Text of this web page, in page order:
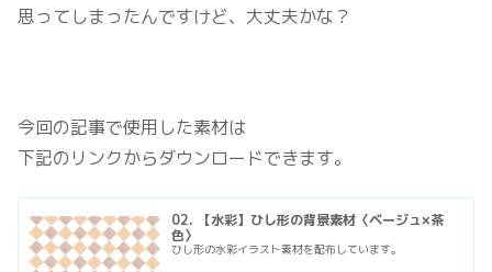
思ってしまったんですけど、大丈夫かな？
今回の記事で使用した素材は
下記のリンクからダウンロードできます。
02. 【水彩】ひし形の背景素材〈ベージュ×茶
色〉
ひし形の水彩イラスト素材を配布しています。